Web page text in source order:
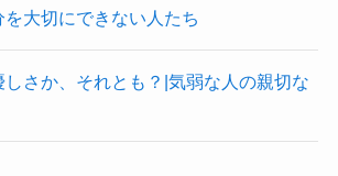
大切にできない人たち
さか、それとも？|気弱な人の親切な